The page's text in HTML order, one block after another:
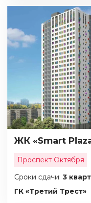
ЖК «Smart
Проспект Октября
Сроки сдачи: 3
ГК «Третий Трест»